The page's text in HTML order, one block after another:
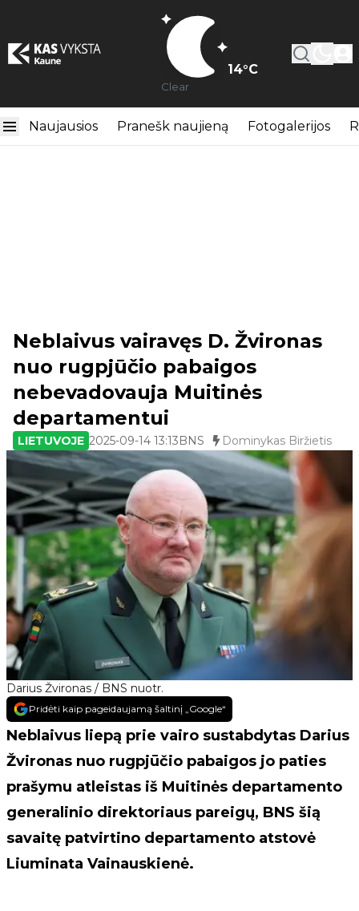
14°C
Clear
Naujausios Pranešk naujieną Fotogalerijos
Darius Žvironas / BNS nuotr.
Neblaivus vairavęs D. Žvironas
nuo rugpjūčio pabaigos
nebevadovauja Muitinės
departamentui
LIETUVOJE 2025-09-14 13:13BNS Dominykas Biržietis
Pridėti kaip pageidaujamą šaltinį „Google“
Neblaivus liepą prie vairo sustabdytas Darius
Žvironas nuo rugpjūčio pabaigos jo paties
prašymu atleistas iš Muitinės departamento
generalinio direktoriaus pareigų, BNS šią
savaitę patvirtino departamento atstovė
Liuminata Vainauskienė.